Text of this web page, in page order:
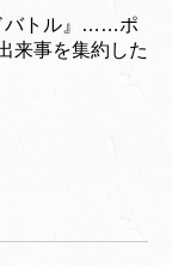
バトル』……ポ
来事を集約した